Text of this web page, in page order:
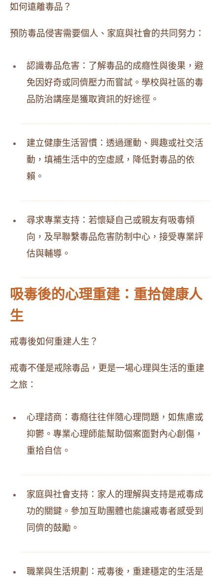
如何遠離毒品？
預防毒品侵害需要個人、家庭與社會的共同努力：
認識毒品危害：了解毒品的成癮性與後果，避
免因好奇或同儕壓力而嘗試。學校與社區的毒
品防治講座是獲取資訊的好途徑。
建立健康生活習慣：透過運動、興趣或社交活
動，填補生活中的空虛感，降低對毒品的依
賴。
尋求專業支持：若懷疑自己或親友有吸毒傾
向，及早聯繫毒品危害防制中心，接受專業評
估與輔導。
吸毒後的心理重建：重拾健康人
生
戒毒後如何重建人生？
戒毒不僅是戒除毒品，更是一場心理與生活的重建
之旅：
心理諮商：毒癮往往伴隨心理問題，如焦慮或
抑鬱。專業心理師能幫助個案面對內心創傷，
重拾自信。
家庭與社會支持：家人的理解與支持是戒毒成
功的關鍵。參加互助團體也能讓戒毒者感受到
同儕的鼓勵。
職業與生活規劃：戒毒後，重建穩定的生活是